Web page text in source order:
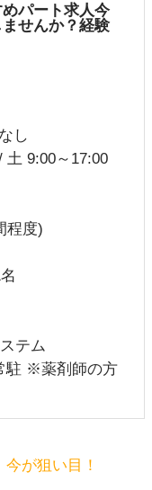
パート求人今
せんか？経験
し
土 9:00～17:00
程度)
テム
駐 ※薬剤師の方
今が狙い目！